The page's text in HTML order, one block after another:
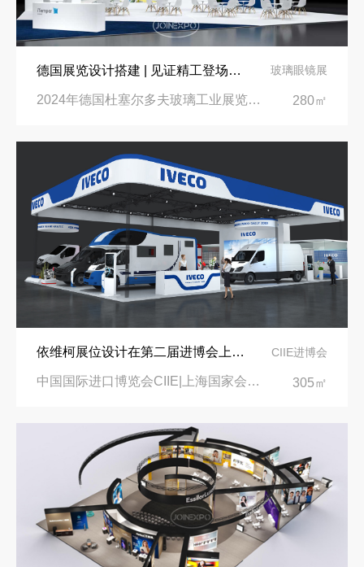
德国展览设计搭建 | 见证精工登场玻璃工业展览会 Glasstec 2024 玻璃眼镜展
2024年德国杜塞尔多夫玻璃工业展览会Glasstec|德国杜塞尔多夫会展中心 280㎡
依维柯展位设计在第二届进博会上吸引万千瞩目 CIIE进博会
中国国际进口博览会CIIE|上海国家会展中心 305㎡